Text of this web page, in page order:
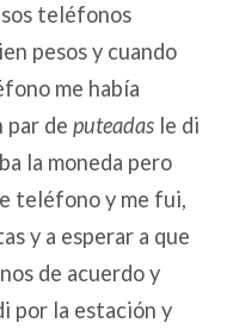
teléfonos
pesos y cuando
me había
par deputeadas le di
la moneda pero
teléfono y me fui,
y a esperar a que
de acuerdo y
por la estación y